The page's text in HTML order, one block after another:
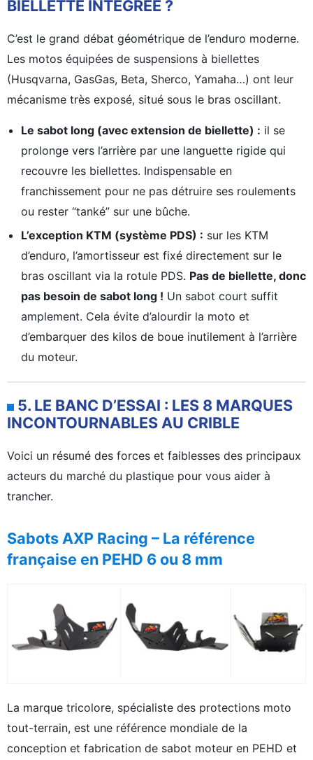
BIELLETTE INTÉGRÉE ?
C’est le grand débat géométrique de l’enduro moderne.
Les motos équipées de suspensions à biellettes
(Husqvarna, GasGas, Beta, Sherco, Yamaha…) ont leur
mécanisme très exposé, situé sous le bras oscillant.
Le sabot long (avec extension de biellette) : il se
prolonge vers l’arrière par une languette rigide qui
recouvre les biellettes. Indispensable en
franchissement pour ne pas détruire ses roulements
ou rester “tanké” sur une bûche.
L’exception KTM (système PDS) : sur les KTM
d’enduro, l’amortisseur est fixé directement sur le
bras oscillant via la rotule PDS. Pas de biellette, donc
pas besoin de sabot long ! Un sabot court suffit
amplement. Cela évite d’alourdir la moto et
d’embarquer des kilos de boue inutilement à l’arrière
du moteur.
5. LE BANC D’ESSAI : LES 8 MARQUES
INCONTOURNABLES AU CRIBLE
Voici un résumé des forces et faiblesses des principaux
acteurs du marché du plastique pour vous aider à
trancher.
Sabots AXP Racing – La référence
française en PEHD 6 ou 8 mm
La marque tricolore, spécialiste des protections moto
tout-terrain, est une référence mondiale de la
conception et fabrication de sabot moteur en PEHD et